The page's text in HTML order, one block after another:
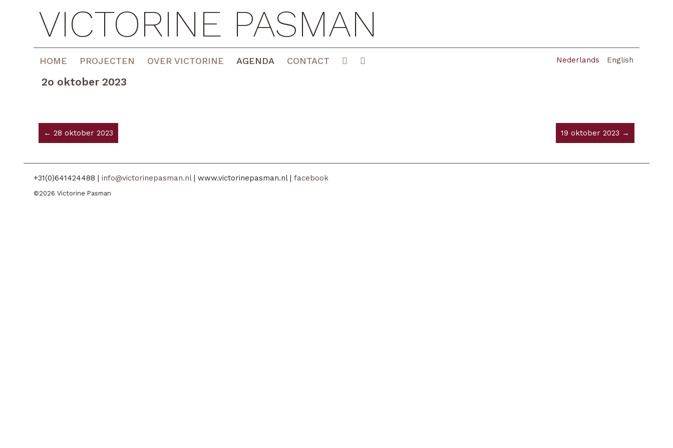
VICTORINE PASMAN
Nederlands English
HOME PROJECTEN OVER VICTORINE AGENDA CONTACT
2o oktober 2023
19 oktober 2023 →
← 28 oktober 2023
+31(0)641424488 |info@victorinepasman.nl| www.victorinepasman.nl |facebook
©2026 Victorine Pasman